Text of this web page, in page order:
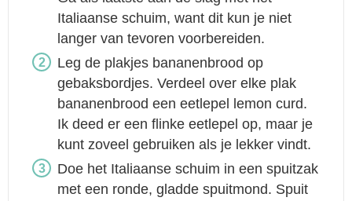
Italiaanse schuim, want dit kun je niet
langer van tevoren voorbereiden.
Leg de plakjes bananenbrood op
gebaksbordjes. Verdeel over elke plak
bananenbrood een eetlepel lemon curd.
Ik deed er een flinke eetlepel op, maar je
kunt zoveel gebruiken als je lekker vindt.
Doe het Italiaanse schuim in een spuitzak
met een ronde, gladde spuitmond. Spuit